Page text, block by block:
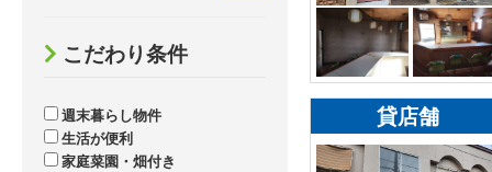
こだわり条件
週末暮らし物件
生活が便利
家庭菜園・畑付き
貸店舗